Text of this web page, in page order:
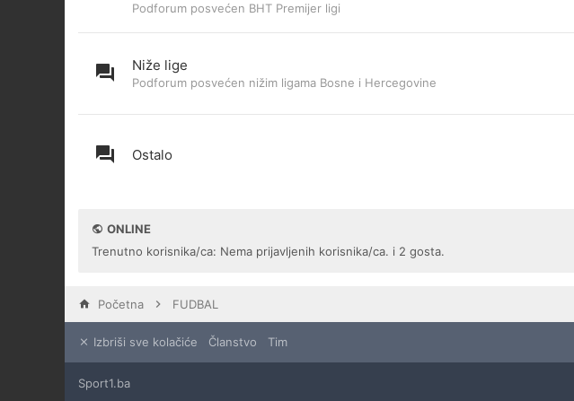
Podforum posvećen BHT Premijer ligi
Niže lige
Podforum posvećen nižim ligama Bosne i Hercegovine
Ostalo
ONLINE
Trenutno korisnika/ca: Nema prijavljenih korisnika/ca. i 2 gosta.
Početna FUDBAL
Izbriši sve kolačiće Članstvo Tim
Sport1.ba